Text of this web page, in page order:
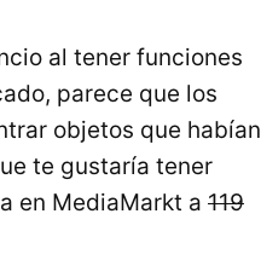
al tener funciones
parece que los
objetos que habían
te gustaría tener
en MediaMarkt a 119